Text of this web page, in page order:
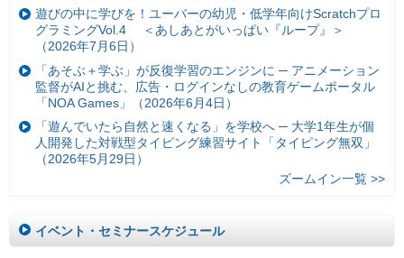
遊びの中に学びを！ユーバーの幼児・低学年向けScratchプロ
グラミングVol.4 ＜あしあとがいっぱい『ループ』＞
（2026年7月6日）
「あそぶ＋学ぶ」が反復学習のエンジンに ─ アニメーション
監督がAIと挑む、広告・ログインなしの教育ゲームポータル
「NOA Games」（2026年6月4日）
「遊んでいたら自然と速くなる」を学校へ ─ 大学1年生が個
人開発した対戦型タイピング練習サイト「タイピング無双」
（2026年5月29日）
ズームイン一覧 >>
イベント・セミナースケジュール